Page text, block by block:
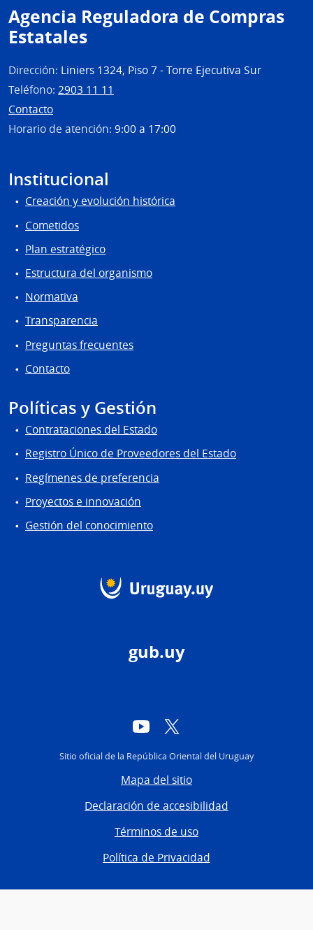
Agencia Reguladora de Compras
Estatales
Dirección: Liniers 1324, Piso 7 - Torre Ejecutiva Sur
Teléfono: 2903 11 11
Contacto
Horario de atención: 9:00 a 17:00
Institucional
Creación y evolución histórica
Cometidos
Plan estratégico
Estructura del organismo
Normativa
Transparencia
Preguntas frecuentes
Contacto
Políticas y Gestión
Contrataciones del Estado
Registro Único de Proveedores del Estado
Regímenes de preferencia
Proyectos e innovación
Gestión del conocimiento
gub.uy
YouTube
Sitio oficial de la República Oriental del Uruguay
Mapa del sitio
Declaración de accesibilidad
Términos de uso
Política de Privacidad